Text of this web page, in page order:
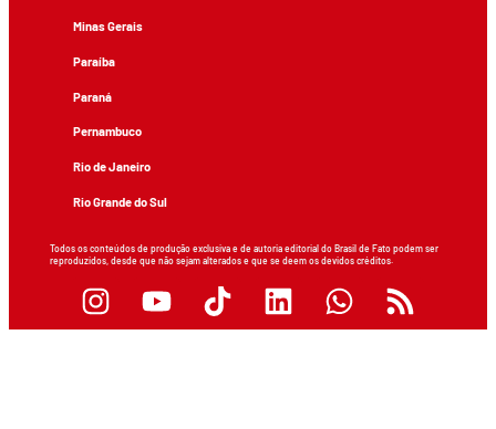
Minas Gerais
Paraíba
Paraná
Pernambuco
Rio de Janeiro
Rio Grande do Sul
Todos os conteúdos de produção exclusiva e de autoria editorial do Brasil de Fato podem ser
reproduzidos, desde que não sejam alterados e que se deem os devidos créditos.